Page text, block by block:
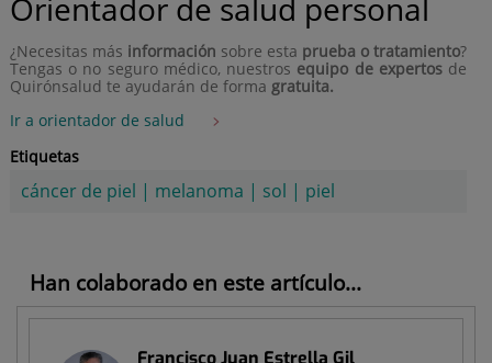
Orientador de salud personal
¿Necesitas más información sobre esta prueba o tratamiento?
Tengas o no seguro médico, nuestros equipo de expertosde
Quirónsalud te ayudarán de forma gratuita.
Ir a orientador de salud
Etiquetas
cáncer de piel | melanoma | sol | piel
Han colaborado en este artículo...